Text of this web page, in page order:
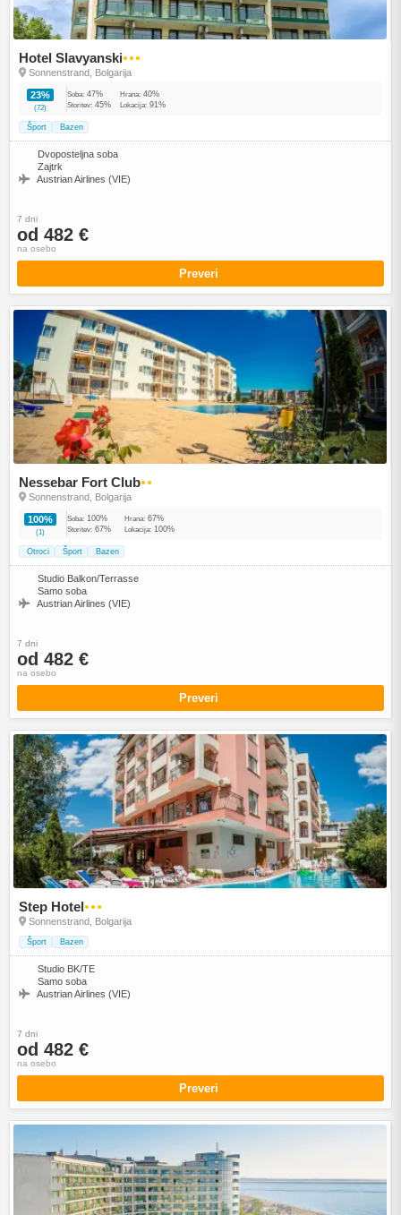
Hotel Slavyanski●●●
Sonnenstrand, Bolgarija
23%
(72)
Soba: 47% Hrana: 40%
Storitev: 45% Lokacija: 91%
Šport Bazen
Dvoposteljna soba
Zajtrk
Austrian Airlines (VIE)
7 dni
od 482 €
na osebo
Preveri
Nessebar Fort Club●●
Sonnenstrand, Bolgarija
100%
(1)
Soba: 100% Hrana: 67%
Storitev: 67% Lokacija: 100%
Otroci Šport Bazen
Studio Balkon/Terrasse
Samo soba
Austrian Airlines (VIE)
7 dni
od 482 €
na osebo
Preveri
Step Hotel●●●
Sonnenstrand, Bolgarija
Šport Bazen
Studio BK/TE
Samo soba
Austrian Airlines (VIE)
7 dni
od 482 €
na osebo
Preveri